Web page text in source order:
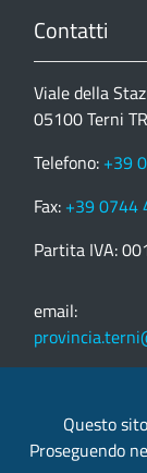
Contatti
Viale della
05100 Terni TR
Telefono: +39
Fax: +39 0744
Partita IVA:
email:
Sito web
Questo
Proseguendo